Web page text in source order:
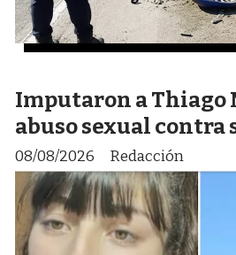
Imputaron a Thiago
abuso sexual contra
Redacción
08/08/2026